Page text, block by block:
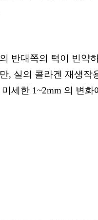
반대쪽의 턱이 빈약
, 실의 콜라겐 재생
세한 1~2mm 의 변